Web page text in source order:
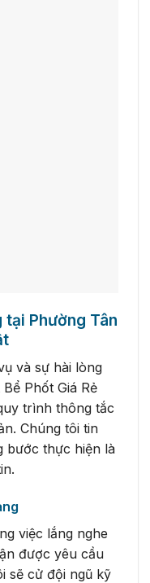
Phường Tân
và sự hài lòng
Phốt Giá Rẻ
trình thông tắc
Chúng tôi tin
bước thực hiện là
việc lắng nghe
được yêu cầu
sẽ cử đội ngũ kỹ